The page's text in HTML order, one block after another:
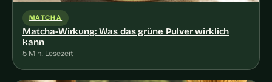
MATCHA
Matcha-Wirkung: Was das grüne Pulver wirklich
kann
5 Min. Lesezeit